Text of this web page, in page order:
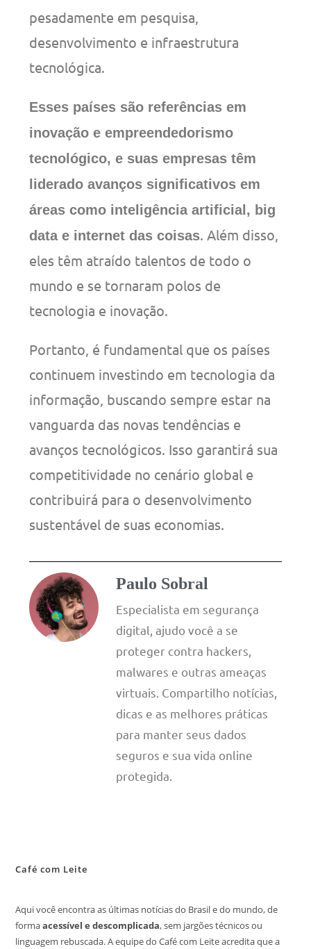
pesadamente em pesquisa,
desenvolvimento e infraestrutura
tecnológica.
Esses países são referências em
inovação e empreendedorismo
tecnológico, e suas empresas têm
liderado avanços significativos em
áreas como inteligência artificial, big
data e internet das coisas. Além disso,
eles têm atraído talentos de todo o
mundo e se tornaram polos de
tecnologia e inovação.
Portanto, é fundamental que os países
continuem investindo em tecnologia da
informação, buscando sempre estar na
vanguarda das novas tendências e
avanços tecnológicos. Isso garantirá sua
competitividade no cenário global e
contribuirá para o desenvolvimento
sustentável de suas economias.
Paulo Sobral
Especialista em segurança
digital, ajudo você a se
proteger contra hackers,
malwares e outras ameaças
virtuais. Compartilho notícias,
dicas e as melhores práticas
para manter seus dados
seguros e sua vida online
protegida.
Café com Leite
Aqui você encontra as últimas notícias do Brasil e do mundo, de
formaacessível e descomplicada, sem jargões técnicos ou
linguagem rebuscada. A equipe do Café com Leite acredita que a